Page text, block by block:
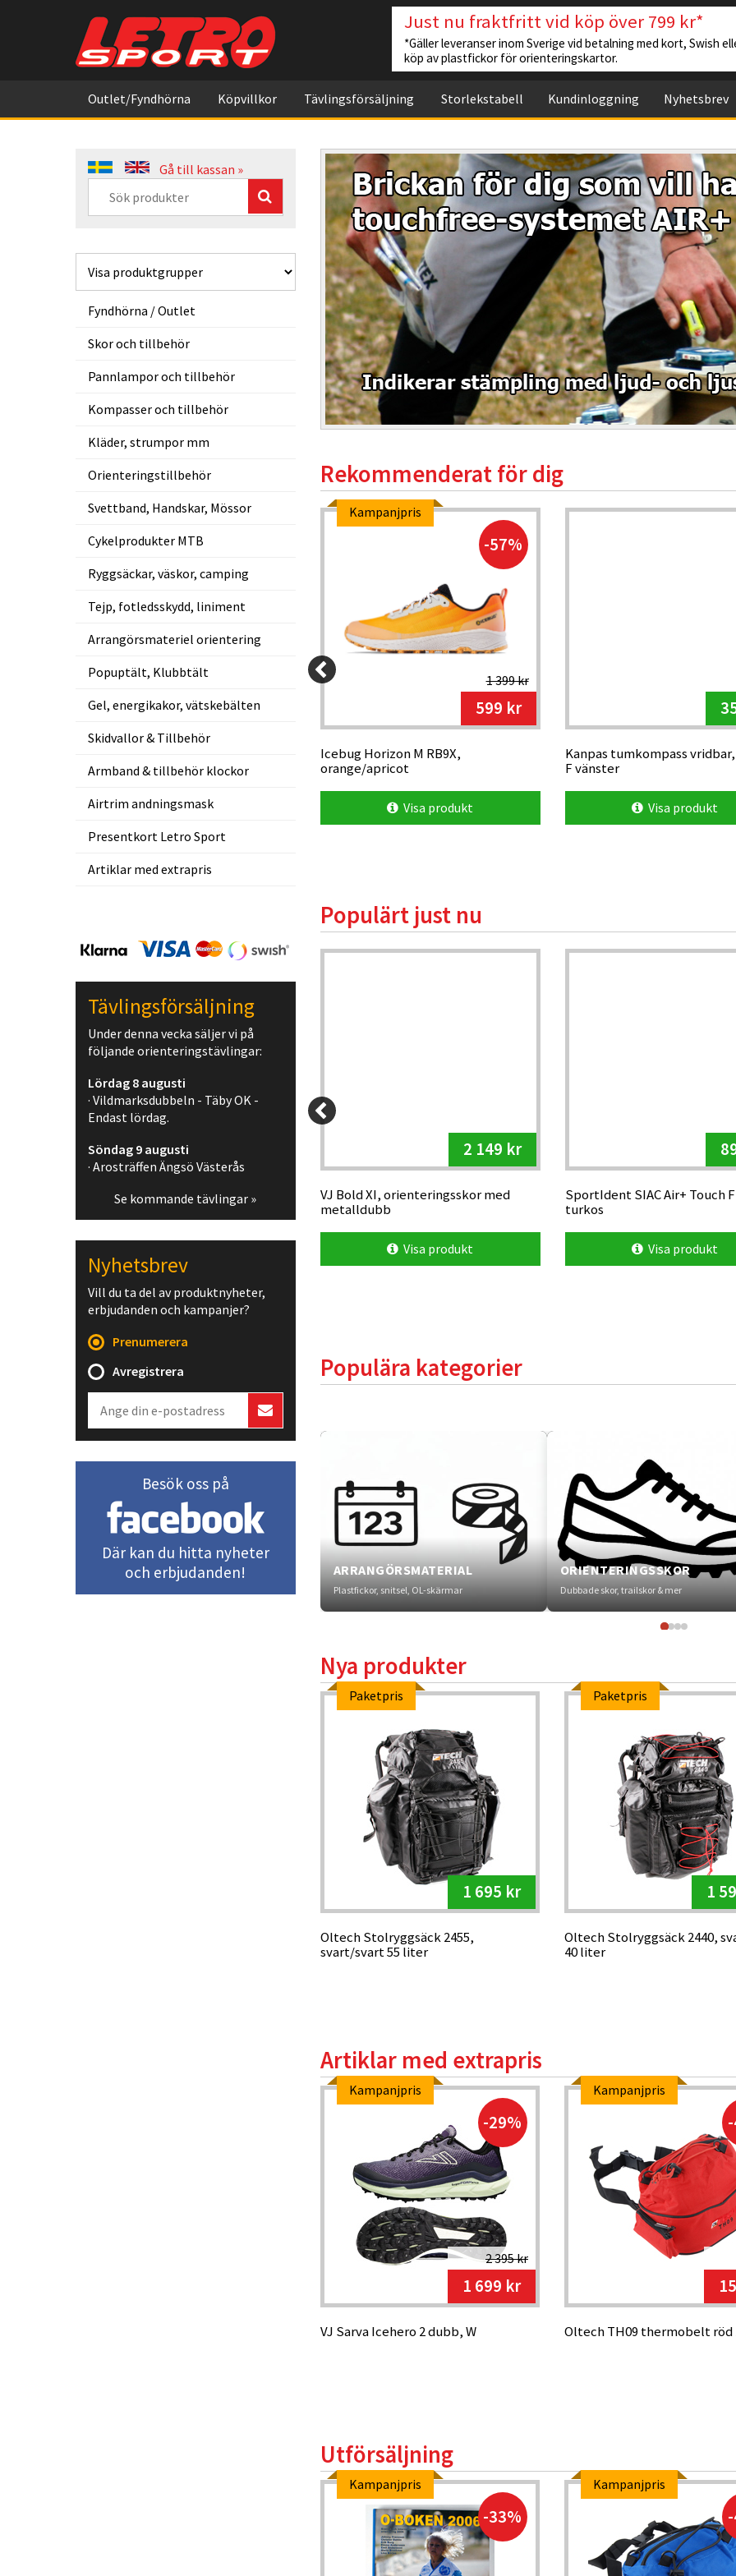
Just nu fraktfritt vid köp över 799 kr*
*Gäller leveranser inom Sverige vid betalning med kort, Swish
köp av plastfickor för orienteringskartor.
Outlet/Fyndhörna Köpvillkor Tävlingsförsäljning Storlekstabell Kundinloggning Nyhetsbrev
Gå till kassan »
Fyndhörna / Outlet
Skor och tillbehör
Pannlampor och tillbehör
Kompasser och tillbehör
Kläder, strumpor mm
Orienteringstillbehör
Svettband, Handskar, Mössor
Cykelprodukter MTB
Ryggsäckar, väskor, camping
Tejp, fotledsskydd, liniment
Arrangörsmateriel orientering
Popuptält, Klubbtält
Gel, energikakor, vätskebälten
Skidvallor & Tillbehör
Armband & tillbehör klockor
Airtrim andningsmask
Presentkort Letro Sport
Artiklar med extrapris
Rekommenderat för dig
549 kr
vänster
Visa produkt
Kampanjpris
-57%
1 399 kr
599 kr
Icebug Horizon M RB9X,
orange/apricot
Visa produkt
Kanpas tumkompass
F vänster
Visa produkt
Populärt just nu
SportIdent SI-Card 9, svart/blå
2 149 kr
VJ Bold XI, orienteringsskor med
metalldubb
Visa produkt
SportIdent SIAC Air+ Touch
turkos
Visa produkt
Populära kategorier
ARRANGÖRSMATERIAL
Plastfickor, snitsel, OL-skärmar
ORIENTERINGSSKOR
Dubbade skor, trailskor & mer
Nya produkter
Paketpris
1 695 kr
Oltech Stolryggsäck 2455,
svart/svart 55 liter
Paketpris
1
Oltech Stolryggsäck 2440,
40 liter
Artiklar med extrapris
Kampanjpris
-29%
2 395 kr
1 699 kr
VJ Sarva Icehero 2 dubb, W
Kampanjpris
Oltech TH09 thermobelt
Utförsäljning
Kampanjpris
-33%
Kampanjpris
Tävlingsförsäljning
Under denna vecka säljer vi på
följande orienteringstävlingar:
Lördag 8 augusti
· Vildmarksdubbeln - Täby OK -
Endast lördag.
Söndag 9 augusti
· Arosträffen Ängsö Västerås
Se kommande tävlingar »
Nyhetsbrev
Vill du ta del av produktnyheter,
erbjudanden och kampanjer?
Prenumerera
Avregistrera
Besök oss på
Där kan du hitta nyheter
och erbjudanden!